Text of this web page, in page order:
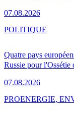
07.08.2026
Quatre pays
Russie pour l'Ossétie
07.08.2026
POLITIQUE
PROENERGIE,